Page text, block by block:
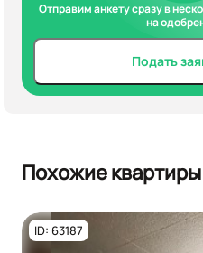
Отправим анкету сразу в
на
Подать
Похожие квартиры
ID: 63187